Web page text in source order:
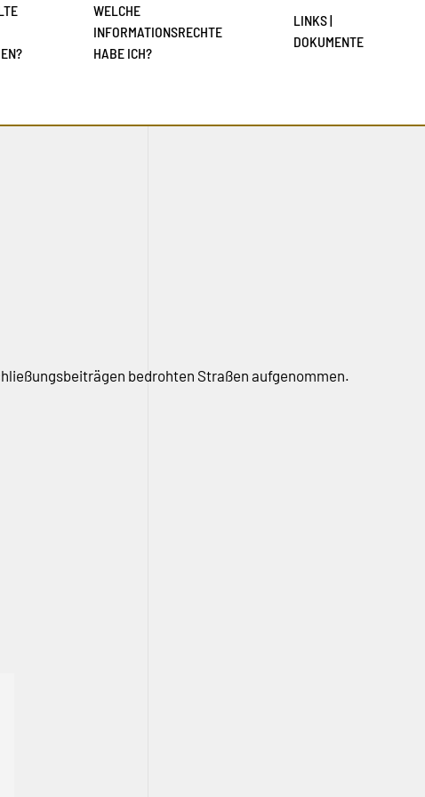
WELCHE
INFORMATIONSRECHTE
HABE ICH?
LINKS |
DOKUMENTE
bedrohten Straßen aufgenommen.